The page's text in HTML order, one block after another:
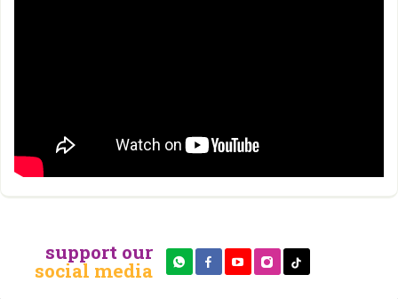
support our
social media